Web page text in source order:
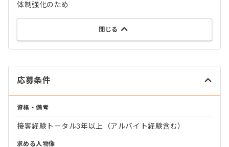
体制強化のため
閉じる
応募条件
資格・備考
接客経験トータル3年以上（アルバイト経験含む）
求める人物像